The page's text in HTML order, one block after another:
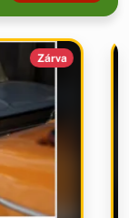
Zárva